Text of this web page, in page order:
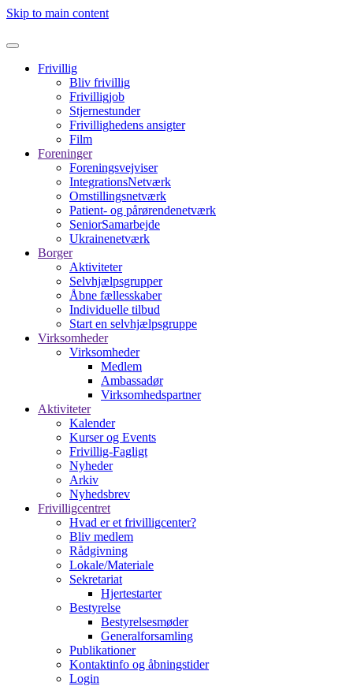
Skip to main content
Frivillig
Bliv frivillig
Frivilligjob
Stjernestunder
Frivillighedens ansigter
Film
Foreninger
Foreningsvejviser
IntegrationsNetværk
Omstillingsnetværk
Patient- og pårørendenetværk
SeniorSamarbejde
Ukrainenetværk
Borger
Aktiviteter
Selvhjælpsgrupper
Åbne fællesskaber
Individuelle tilbud
Start en selvhjælpsgruppe
Virksomheder
Virksomheder
Medlem
Ambassadør
Virksomhedspartner
Aktiviteter
Kalender
Kurser og Events
Frivillig-Fagligt
Nyheder
Arkiv
Nyhedsbrev
Frivilligcentret
Hvad er et frivilligcenter?
Bliv medlem
Rådgivning
Lokale/Materiale
Sekretariat
Hjertestarter
Bestyrelse
Bestyrelsesmøder
Generalforsamling
Publikationer
Kontaktinfo og åbningstider
Login